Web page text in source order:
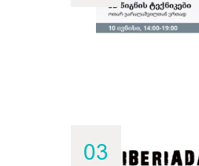
03